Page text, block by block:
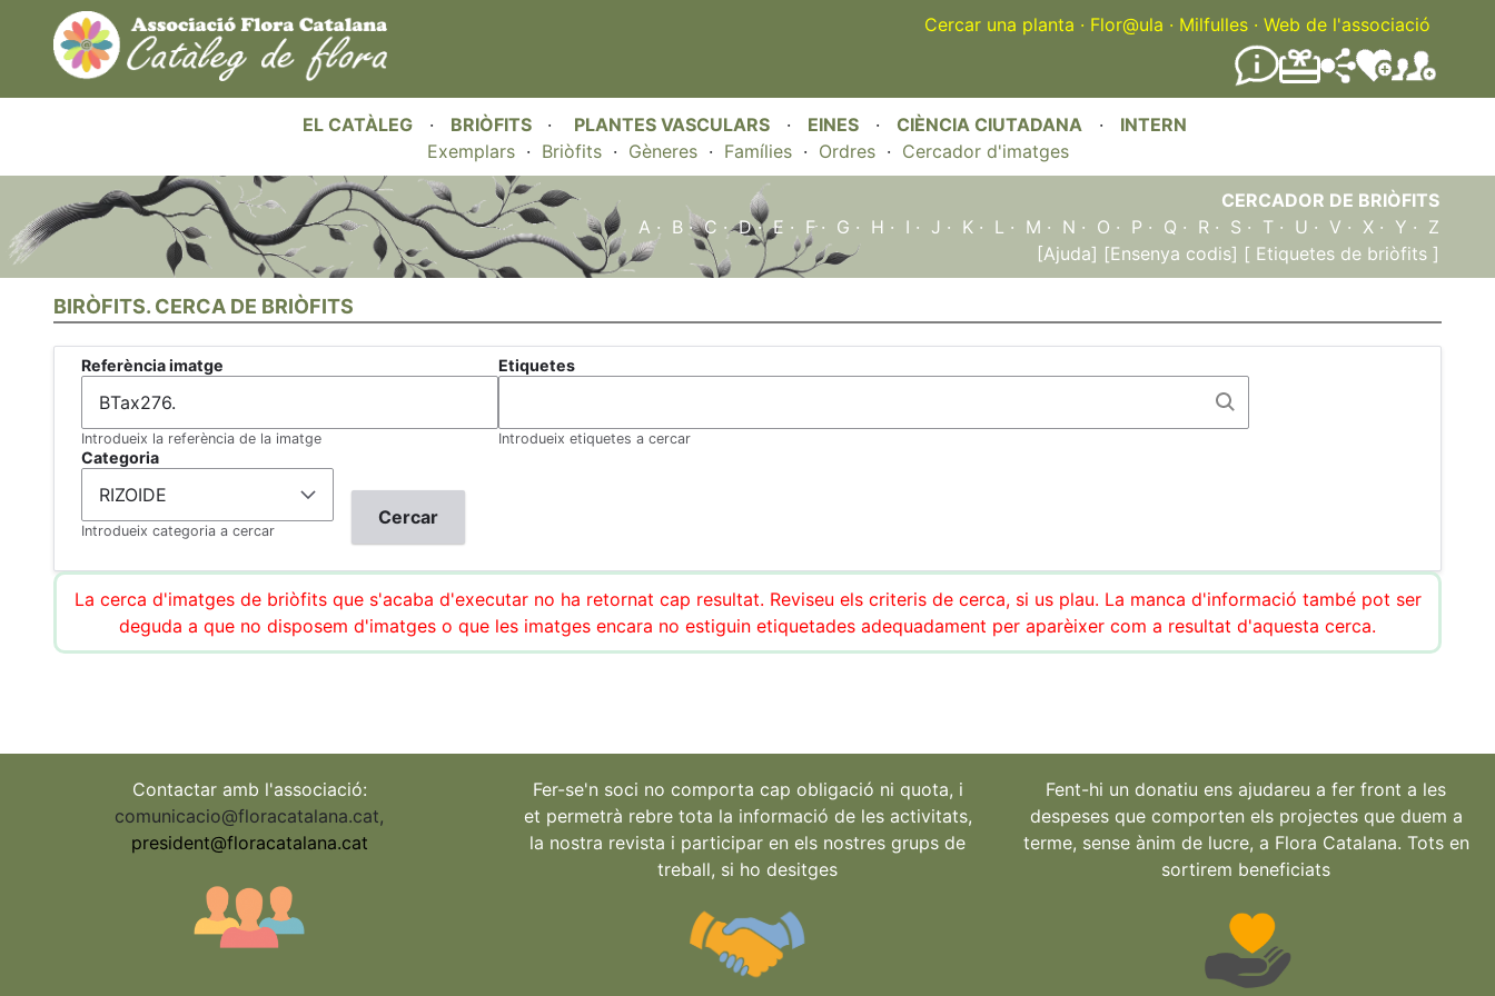
Cercar una planta · Flor@ula · Milfulles · Web de l'associació
EL CATÀLEG · BRIÒFITS · PLANTES VASCULARS · EINES · CIÈNCIA CIUTADANA · INTERN
Exemplars· Briòfits· Gèneres· Famílies· Ordres· Cercador d'imatges
CERCADOR DE BRIÒFITS
A · B ·C ·D·E · F· G · H · I · J · K · L · M · N · O · P · Q · R · S · T · U · V · X · Y · Z
[Ajuda] [Ensenya codis] [ Etiquetes de briòfits ]
BIRÒFITS. CERCA DE BRIÒFITS
Referència imatge
Introdueix la referència de la imatge
Etiquetes
Introdueix etiquetes a cercar
Categoria
Introdueix categoria a cercar
La cerca d'imatges de briòfits que s'acaba d'executar no ha retornat cap resultat. Reviseu els criteris de cerca, si us plau. La manca d'informació també pot ser
deguda a que no disposem d'imatges o que les imatges encara no estiguin etiquetades adequadament per aparèixer com a resultat d'aquesta cerca.
Contactar amb l'associació:
comunicacio@floracatalana.cat,
president@floracatalana.cat
Fer-se'n soci no comporta cap obligació ni quota, i
et permetrà rebre tota la informació de les activitats,
la nostra revista i participar en els nostres grups de
treball, si ho desitges
Fent-hi un donatiu ens ajudareu a fer front a les
despeses que comporten els projectes que duem a
terme, sense ànim de lucre, a Flora Catalana. Tots en
sortirem beneficiats